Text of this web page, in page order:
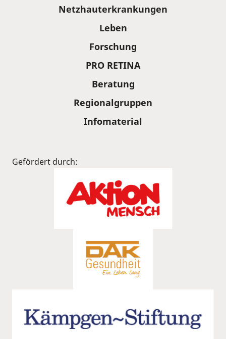
Netzhauterkrankungen
Leben
Forschung
PRO RETINA
Beratung
Regionalgruppen
Infomaterial
Gefördert durch: